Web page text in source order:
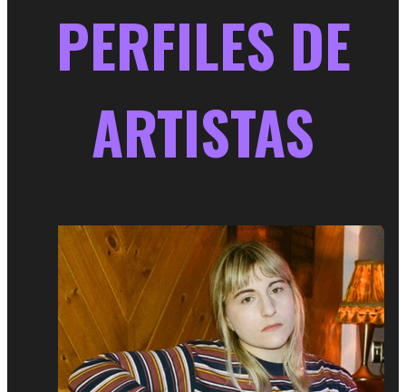
PERFILES DE
ARTISTAS